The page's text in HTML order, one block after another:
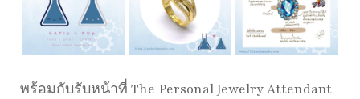
พร้อมกับรับหน้าที่ The Personal Jewelry Attendant